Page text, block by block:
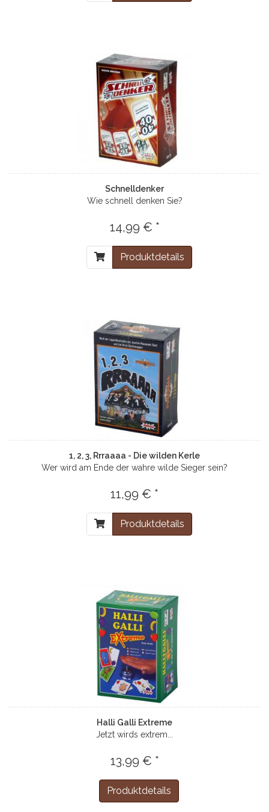
Schnelldenker
Wie schnell denken Sie?
14,99 € *
Produktdetails
1, 2, 3, Rrraaaa - Die wilden Kerle
Wer wird am Ende der wahre wilde Sieger sein?
11,99 € *
Produktdetails
Halli Galli Extreme
Jetzt wirds extrem...
13,99 € *
Produktdetails